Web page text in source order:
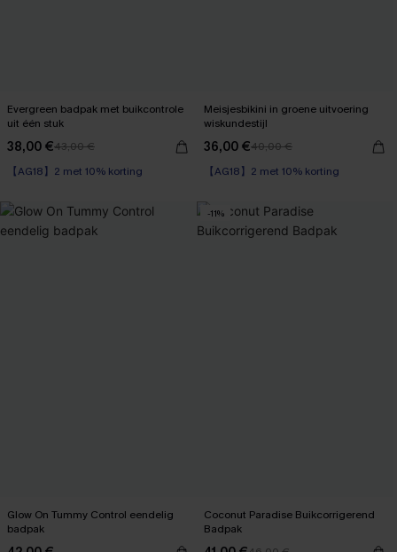
Evergreen badpak met buikcontrole
uit één stuk
38,00 €43,00 €
【AG18】2 met 10% korting
Corrigerend badpak
Meisjesbikini in groene uitvoering
wiskundestijl
36,00 €40,00 €
【AG18】2 met 10% korting
Op voorraad
Glow On Tummy Control eendelig
badpak
-11%
Coconut Paradise Buikcorrigerend
Badpak